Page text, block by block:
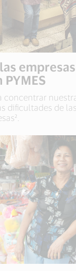
concentrar
dificultades de